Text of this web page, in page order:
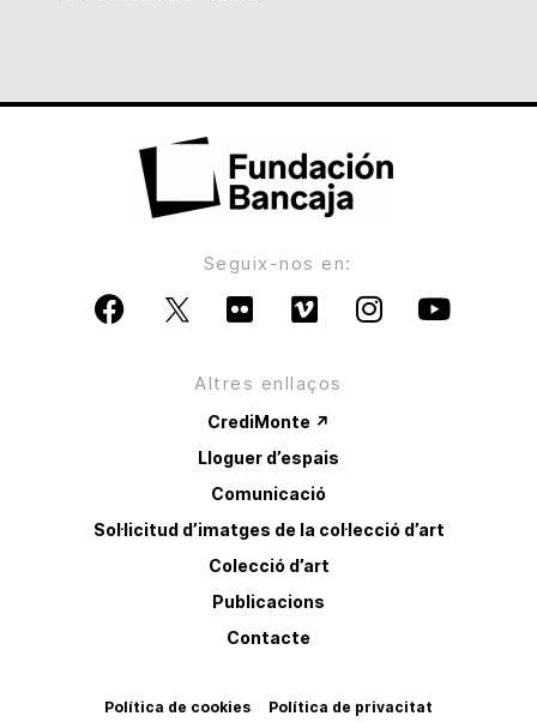
Seguix-nos en:
Altres enllaços
CrediMonte ↗
Lloguer d’espais
Comunicació
Sol·licitud d’imatges de la col·lecció d’art
Colecció d’art
Publicacions
Contacte
Política de cookies Política de privacitat